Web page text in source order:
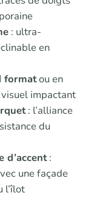
: ultra-
en
formatou en
impactant
: l’alliance
du
d’accent:
une façade
l’îlot